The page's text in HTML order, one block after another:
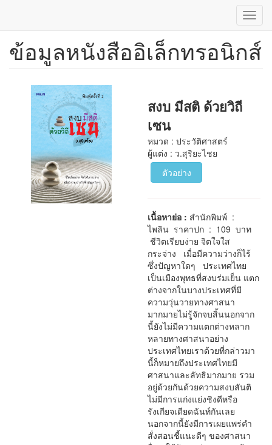
ข้าม
ข้อมูลหนังสืออิเล็กทรอนิกส์
สงบ มีสติ ด้วยวิถี
เซน
หมวด : ประวัติศาสตร์
ผู้แต่ง : ว.สุริยะไชย
ตัวอย่าง
เนื้อหาย่อ : สำนักพิมพ์ :
ไพลิน ราคาปก : 109 บาท
ชีวิตเรียบง่าย จิตใจใส
กระจ่าง เมื่อมีความว่างก็ไร้
ซึ่งปัญหาใดๆ ประเทศไทย
เป็นเมืองพุทธที่สงบร่มเย็น แตก
ต่างจากในบางประเทศที่มี
ความวุ่นวายทางศาสนา
มากมายไม่รู้จักจบสิ้นนอกจาก
นี้ยังไม่มีความแตกต่างหลาก
หลายทางศาสนาอย่าง
ประเทศไทยเราด้วยที่กล่าวมา
นี้ก็หมายถึงประเทศไทยมี
ศาสนาและลัทธิมากมาย รวม
อยู่ด้วยกันด้วยความสงบสันติ
ไม่มีการแก่งแย่งชิงดีหรือ
รังเกียจเดียดฉันท์กันเลย
นอกจากนี้ยังมีการเผยแพร่คำ
สั่งสอนชี้แนะดีๆ ของศาสนา